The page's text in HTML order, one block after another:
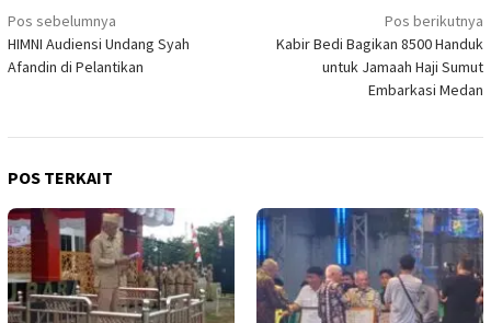
Navigasi
pos
Pos sebelumnya
HIMNI Audiensi Undang Syah
Afandin di Pelantikan
Pos berikutnya
Kabir Bedi Bagikan 8500 Handuk
untuk Jamaah Haji Sumut
Embarkasi Medan
POS TERKAIT